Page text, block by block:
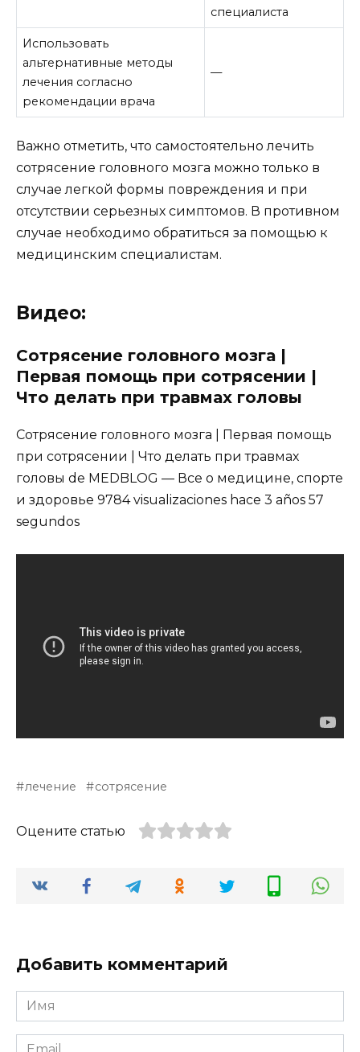
специалиста
Использовать
альтернативные методы
лечения согласно
рекомендации врача
—
Важно отметить, что самостоятельно лечить
сотрясение головного мозга можно только в
случае легкой формы повреждения и при
отсутствии серьезных симптомов. В противном
случае необходимо обратиться за помощью к
медицинским специалистам.
Видео:
Сотрясение головного мозга |
Первая помощь при сотрясении |
Что делать при травмах головы
Сотрясение головного мозга | Первая помощь
при сотрясении | Что делать при травмах
головы de MEDBLOG — Все о медицине, спорте
и здоровье 9784 visualizaciones hace 3 años 57
segundos
лечение сотрясение
Оцените статью
Добавить комментарий
Имя
*
Email